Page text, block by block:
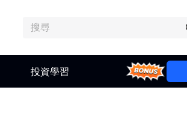
投資學習 Bonus